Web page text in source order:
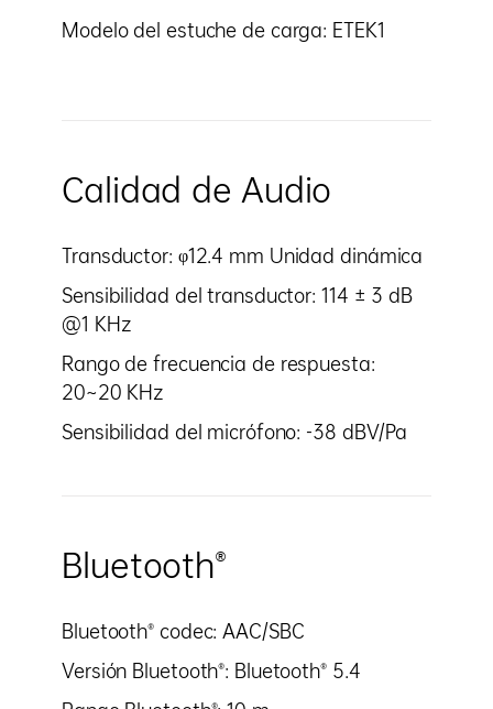
Modelo del estuche de carga: ETEK1
Calidad de Audio
Transductor: φ12.4 mm Unidad dinámica
Sensibilidad del transductor: 114 ± 3 dB
@1 KHz
Rango de frecuencia de respuesta:
20~20 KHz
Sensibilidad del micrófono: -38 dBV/Pa
Bluetooth®
Bluetooth® codec: AAC/SBC
Versión Bluetooth®: Bluetooth® 5.4